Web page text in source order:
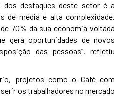
dos destaques deste setor é a
de média e alta complexidade.
70% da sua economia voltada
gera oportunidades de novos
das pessoas”, refletiu
projetos como o Café com
os trabalhadores no mercado